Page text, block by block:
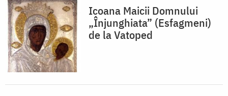
Icoana Maicii Domnului
„Înjunghiata” (Esfagmeni)
de la Vatoped